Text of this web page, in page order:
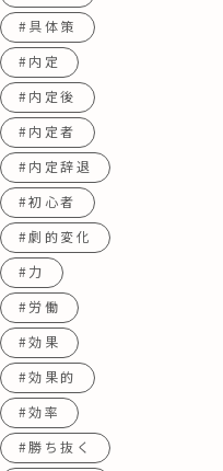
#具体策
#内定
#内定後
#内定者
#内定辞退
#初心者
#劇的変化
#力
#労働
#効果
#効果的
#効率
#勝ち抜く